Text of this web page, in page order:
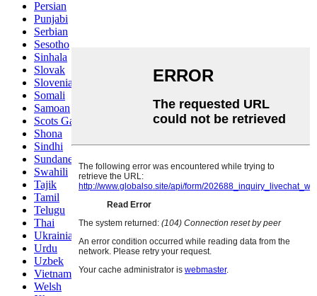
Persian
Punjabi
Serbian
Sesotho
Sinhala
Slovak
Slovenian
Somali
Samoan
Scots Gaelic
Shona
Sindhi
Sundanese
Swahili
Tajik
Tamil
Telugu
Thai
Ukrainian
Urdu
Uzbek
Vietnamese
Welsh